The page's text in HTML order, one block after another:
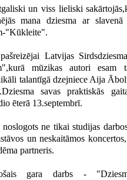
un viss lieliski
mana dziesma ar
"Kūkleite".
Latvijas
mūzikas autori esam
talantīgā dzejniece Aija
savas praktiskās
ēterā 13.septembrī.
ne tikai studijas
un neskaitāmos
partneris.
gara darbs -